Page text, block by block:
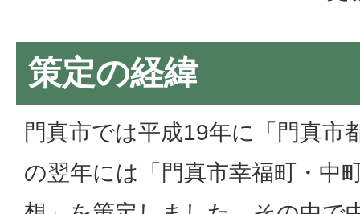
策定の経緯
門真市では平成19年に「門真市
の翌年には「門真市幸福町・中